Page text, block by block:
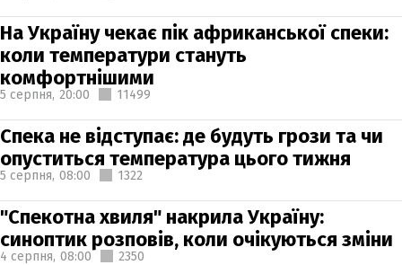
На Україну чекає пік африканської спеки:
коли температури стануть
комфортнішими
5 серпня, 20:00 11499
Спека не відступає: де будуть грози та чи
опуститься температура цього тижня
5 серпня, 08:00 1322
"Спекотна хвиля" накрила Україну:
синоптик розповів, коли очікуються зміни
4 серпня, 08:00 2350